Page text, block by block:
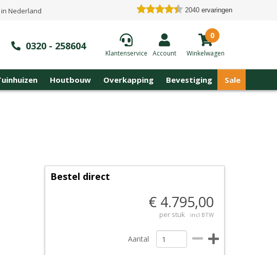
Nederland 2040 ervaringen
0320 - 258604
Klantenservice Account
0
Winkelwagen
Houtbouw Overkapping Bevestiging Sale
Bestel direct
€ 4.795,00
per stuk incl BTW
Aantal